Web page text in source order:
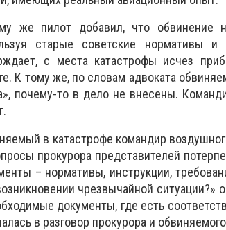
же пилот добавил, что обвинение
старые советские нормативы
с места катастрофы исчез
К тому же, по словам адвоката
почему-то в дело не внесены.
в катастрофе командир
прокурора представителей
– нормативы, инструкции,
чрезвычайной ситуации?»
документы, где есть
в разговор прокурора и